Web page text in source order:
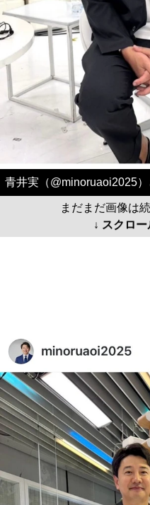
青井実（@minoruaoi2025
まだまだ画像は
↓ スクロ